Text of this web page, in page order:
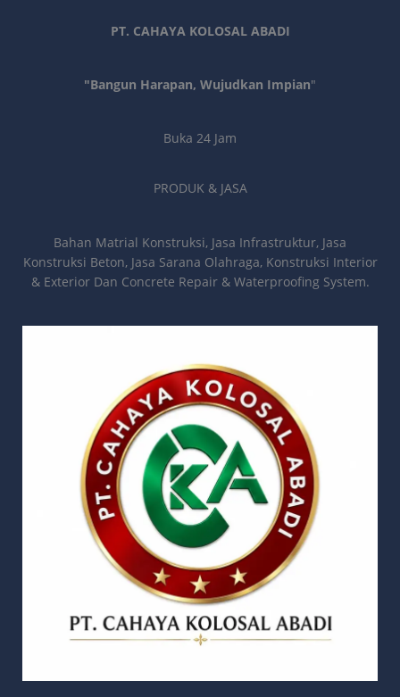
PT. CAHAYA KOLOSAL ABADI
"Bangun Harapan, Wujudkan Impian"
Buka 24 Jam
PRODUK & JASA
Bahan Matrial Konstruksi, Jasa Infrastruktur, Jasa
Konstruksi Beton, Jasa Sarana Olahraga, Konstruksi Interior
& Exterior Dan Concrete Repair & Waterproofing System.